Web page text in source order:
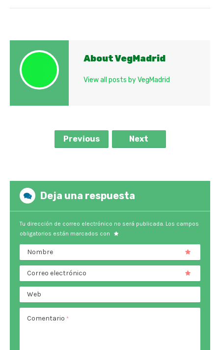
About VegMadrid
View all posts by VegMadrid
Previous Next
Deja una respuesta
Tu dirección de correo electrónico no será publicada. Los campos
obligatorios están marcados con
Nombre
Correo electrónico
Web
Comentario *